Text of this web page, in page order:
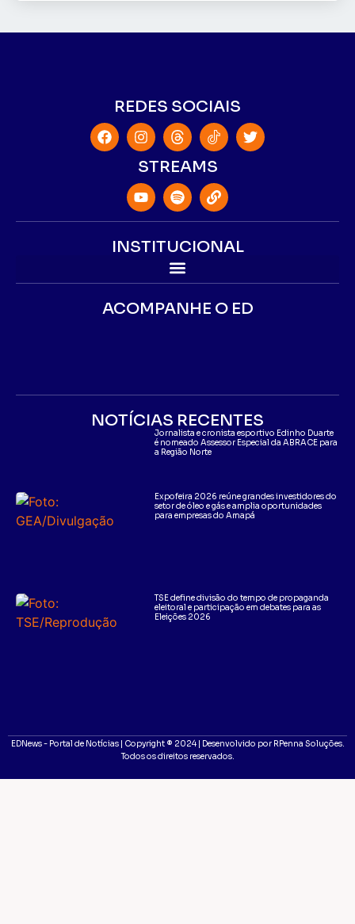
REDES SOCIAIS
STREAMS
INSTITUCIONAL
ACOMPANHE O ED
NOTÍCIAS RECENTES
Jornalista e cronista esportivo Edinho Duarte
é nomeado Assessor Especial da ABRACE para
a Região Norte
Expofeira 2026 reúne grandes investidores do
setor de óleo e gás e amplia oportunidades
para empresas do Amapá
TSE define divisão do tempo de propaganda
eleitoral e participação em debates para as
Eleições 2026
EDNews - Portal de Notícias | Copyright ® 2024 | Desenvolvido por RPenna Soluções.
Todos os direitos reservados.